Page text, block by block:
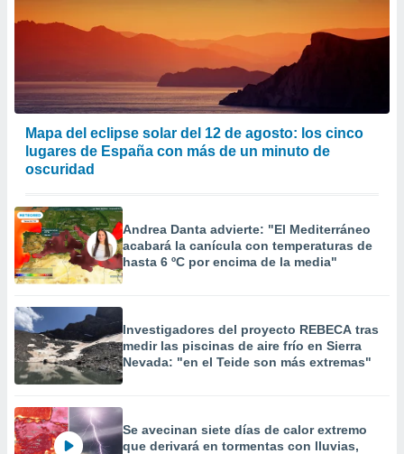
Mapa del eclipse solar del 12 de agosto: los cinco
lugares de España con más de un minuto de
oscuridad
Andrea Danta advierte: "El Mediterráneo
acabará la canícula con temperaturas de
hasta 6 ºC por encima de la media"
Investigadores del proyecto REBECA tras
medir las piscinas de aire frío en Sierra
Nevada: "en el Teide son más extremas"
Se avecinan siete días de calor extremo
que derivará en tormentas con lluvias,